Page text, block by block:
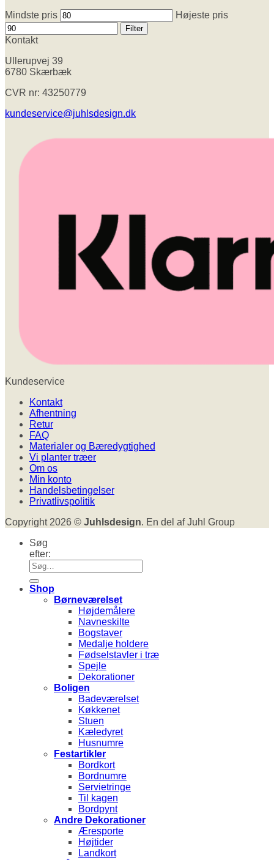
Mindste pris Højeste pris
Filter
Kontakt
Ullerupvej 39
6780 Skærbæk
CVR nr: 43250779
kundeservice@juhlsdesign.dk
Kundeservice
Kontakt
Afhentning
Retur
FAQ
Materialer og Bæredygtighed
Vi planter træer
Om os
Min konto
Handelsbetingelser
Privatlivspolitik
Copyright 2026 © Juhlsdesign. En del af Juhl Group
Søg
efter:
Shop
Børneværelset
Højdemålere
Navneskilte
Bogstaver
Medalje holdere
Fødselstavler i træ
Spejle
Dekorationer
Boligen
Badeværelset
Køkkenet
Stuen
Kæledyret
Husnumre
Festartikler
Bordkort
Bordnumre
Servietringe
Til kagen
Bordpynt
Andre Dekorationer
Æresporte
Højtider
Landkort